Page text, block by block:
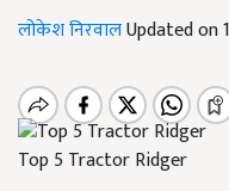
लोकेश निरवालUpdated on
Top 5 Tractor Ridger